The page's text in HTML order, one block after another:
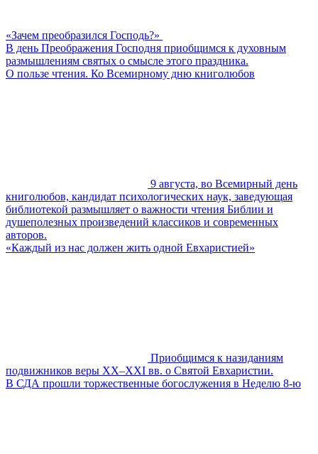
«Зачем преобразился Господь?»
В день Преображения Господня приобщимся к духовным
размышлениям святых о смысле этого праздника.
О пользе чтения. Ко Всемирному дню книголюбов
9 августа, во Всемирный день
книголюбов, кандидат психологических наук, заведующая
библиотекой размышляет о важности чтения Библии и
душеполезных произведений классиков и современных
авторов.
«Каждый из нас должен жить одной Евхаристией»
Приобщимся к назиданиям
подвижников веры XX–XXI вв. о Святой Евхаристии.
В СДА прошли торжественные богослужения в Неделю 8-ю